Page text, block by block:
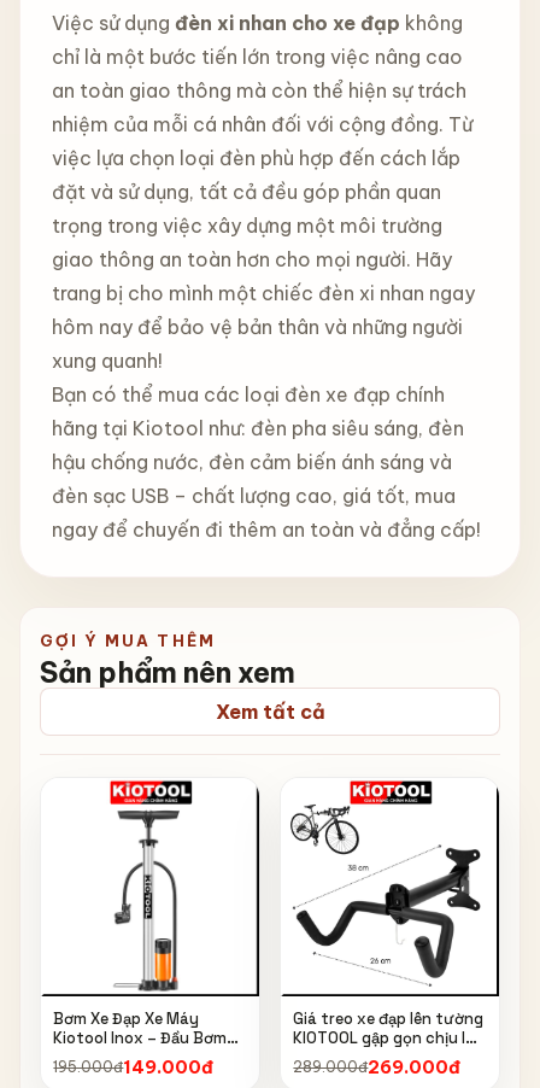
Việc sử dụng đèn xi nhan cho xe đạp không
chỉ là một bước tiến lớn trong việc nâng cao
an toàn giao thông mà còn thể hiện sự trách
nhiệm của mỗi cá nhân đối với cộng đồng. Từ
việc lựa chọn loại đèn phù hợp đến cách lắp
đặt và sử dụng, tất cả đều góp phần quan
trọng trong việc xây dựng một môi trường
giao thông an toàn hơn cho mọi người. Hãy
trang bị cho mình một chiếc đèn xi nhan ngay
hôm nay để bảo vệ bản thân và những người
xung quanh!
Bạn có thể mua các loại đèn xe đạp chính
hãng tại Kiotool như: đèn pha siêu sáng, đèn
hậu chống nước, đèn cảm biến ánh sáng và
đèn sạc USB – chất lượng cao, giá tốt, mua
ngay để chuyến đi thêm an toàn và đẳng cấp!
GỢI Ý MUA THÊM
Sản phẩm nên xem
Xem tất cả
Bơm Xe Đạp Xe Máy
Kiotool Inox – Đầu Bơm
Thông Minh, Kèm Bơm
Bóng, Đồng Hồ 160 PSI
195.000đ149.000đ
Giá treo xe đạp lên tường
KIOTOOL gập gọn chịu lực
cao kèm móc treo mũ bảo
hiểm
289.000đ269.000đ